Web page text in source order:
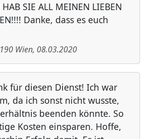
SIE ALL MEINEN LIEBEN
Danke, dass es euch
Wien, 08.03.2020
für diesen Dienst! Ich war
da ich sonst nicht wusste,
beenden könnte. So
Kosten einsparen. Hoffe,